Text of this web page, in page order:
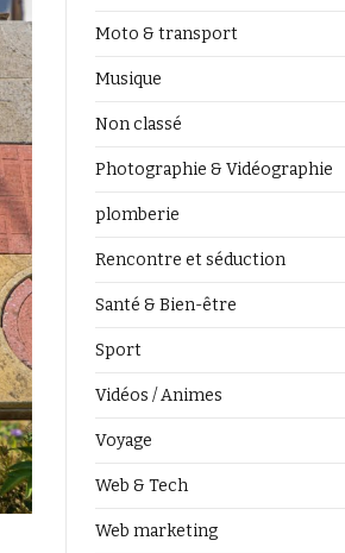
Moto & transport
Musique
Non classé
Photographie & Vidéographie
plomberie
Rencontre et séduction
Santé & Bien-être
Sport
Vidéos / Animes
Voyage
Web & Tech
Web marketing